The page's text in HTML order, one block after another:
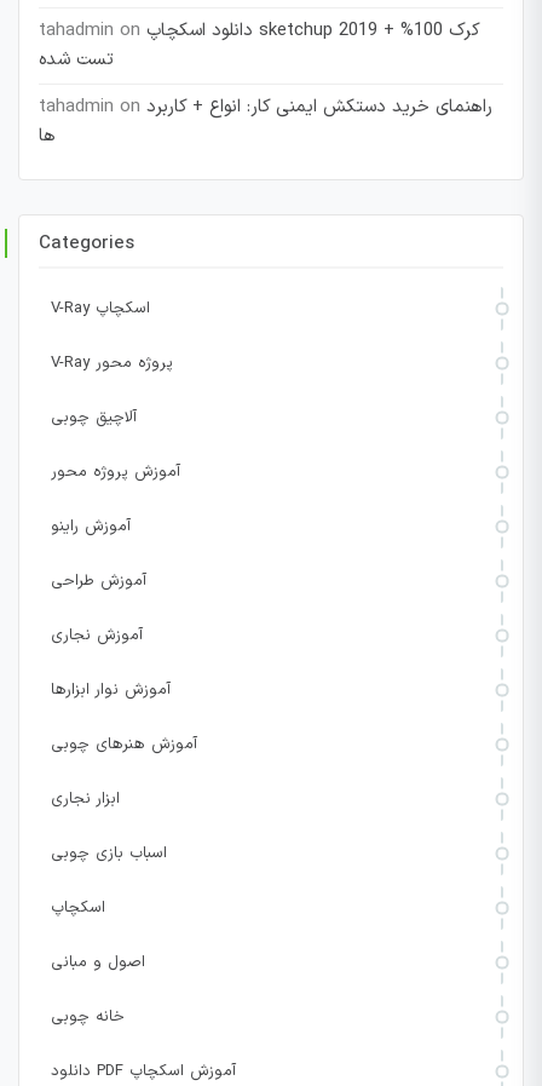
tahadmin on دانلود اسکچاپ sketchup 2019 + کرک 100%
تست شده
tahadmin on راهنمای خرید دستکش ایمنی کار: انواع + کاربرد
ها
Categories
V-Ray اسکچاپ
V-Ray پروژه محور
آلاچیق چوبی
آموزش پروژه محور
آموزش راینو
آموزش طراحی
آموزش نجاری
آموزش نوار ابزارها
آموزش هنرهای چوبی
ابزار نجاری
اسباب بازی چوبی
اسکچاپ
اصول و مبانی
خانه چوبی
دانلود PDF آموزش اسکچاپ